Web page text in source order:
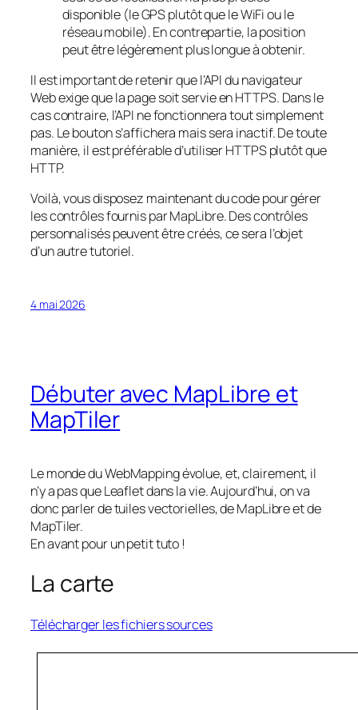
disponible (le GPS plutôt que le WiFi ou le
réseau mobile). En contrepartie, la position
peut être légèrement plus longue à obtenir.
Il est important de retenir que l’API du navigateur
Web exige que la page soit servie en HTTPS. Dans le
cas contraire, l’API ne fonctionnera tout simplement
pas. Le bouton s’affichera mais sera inactif. De toute
manière, il est préférable d’utiliser HTTPS plutôt que
HTTP.
Voilà, vous disposez maintenant du code pour gérer
les contrôles fournis par MapLibre. Des contrôles
personnalisés peuvent être créés, ce sera l’objet
d’un autre tutoriel.
4 mai 2026
Débuter avec MapLibre et
MapTiler
Le monde du WebMapping évolue, et, clairement, il
n’y a pas que Leaflet dans la vie. Aujourd’hui, on va
donc parler de tuiles vectorielles, de MapLibre et de
MapTiler.
En avant pour un petit tuto !
La carte
Télécharger les fichiers sources